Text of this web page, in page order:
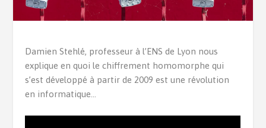
Damien Stehlé, professeur à l’ENS de Lyon nous
explique en quoi le chiffrement homomorphe qui
s’est développé à partir de 2009 est une révolution
en informatique…